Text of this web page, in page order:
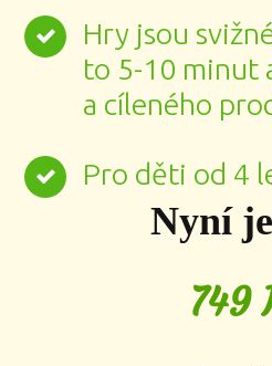
Hry jsou
to 5-10 minut
a cíleného
Pro děti od 4
Nyní
749